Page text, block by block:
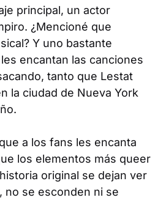
principal, un actor
¿Mencioné que
Y uno bastante
encantan las canciones
tanto que Lestat
la ciudad de Nueva York
a los fans les encanta
los elementos más queer
original se dejan ver
no se esconden ni se